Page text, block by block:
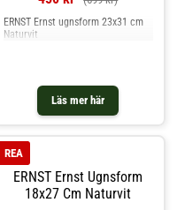
Läs mer här
ERNST Ernst ugnsform 23x31 cm
Naturvit
ERNST Ernst Ugnsform
18x27 Cm Naturvit
REA